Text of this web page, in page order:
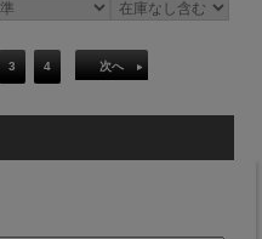
3 4 次へ